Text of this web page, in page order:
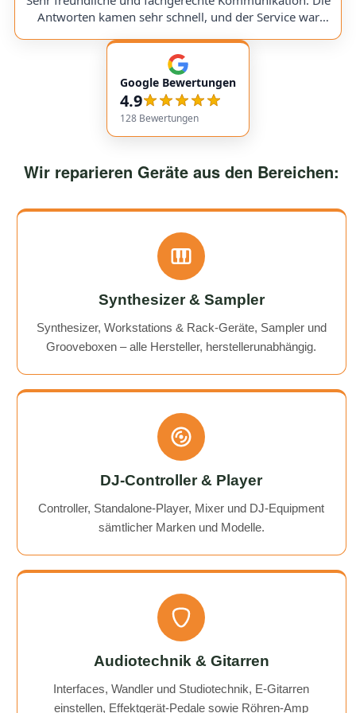
would use them again anytime!
Antworten kamen sehr schnell, und der Service war
empfehlenswert! Very friendly and professional
communication. Responses came very quickly, and the
service overall was extremely friendly and reliable.
Highly recommended!
Google Bewertungen
4.9
128 Bewertungen
Wir reparieren Geräte aus den Bereichen:
Synthesizer & Sampler
Synthesizer, Workstations & Rack-Geräte, Sampler und
Grooveboxen – alle Hersteller, herstellerunabhängig.
DJ-Controller & Player
Controller, Standalone-Player, Mixer und DJ-Equipment
sämtlicher Marken und Modelle.
Audiotechnik & Gitarren
Interfaces, Wandler und Studiotechnik, E-Gitarren
einstellen, Effektgerät-Pedale sowie Röhren-Amp